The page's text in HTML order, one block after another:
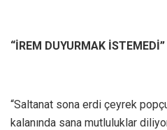
“İREM DUYURMAK İSTEMEDİ”
“Saltanat sona erdi çeyrek
kalanında sana mutluluklar